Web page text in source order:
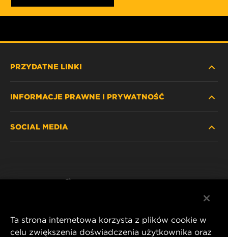
PRZYDATNE LINKI
GDZIE KUPIĆ
INFORMACJE PRAWNE I PRYWATNOŚĆ
SOCIAL MEDIA
Ta strona internetowa korzysta z plików cookie w
celu zwiększenia doświadczenia użytkownika oraz